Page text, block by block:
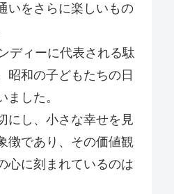
いをさらに楽しいもの
ディーに代表される駄
昭和の子どもたちの日
ました。
にし、小さな幸せを見
徴であり、その価値観
心に刻まれているのは